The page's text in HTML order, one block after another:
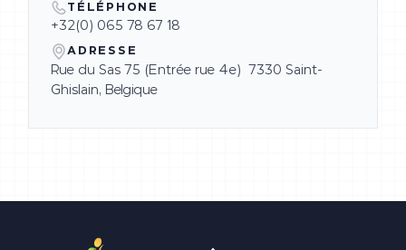
TÉLÉPHONE
+32(0) 065 78 67 18
ADRESSE
Rue du Sas 75 (Entrée rue 4e) 7330 Saint-
Ghislain, Belgique